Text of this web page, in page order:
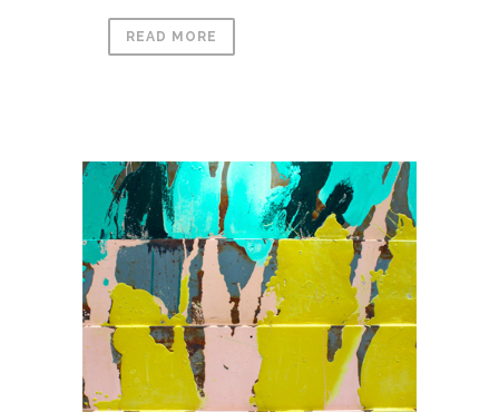
READ MORE